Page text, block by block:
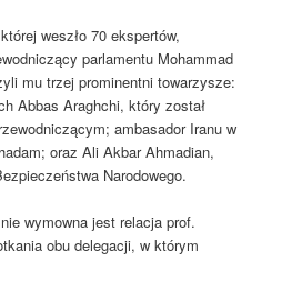
weszło 70 ekspertów,
parlamentu Mohammad
mu trzej prominentni towarzysze:
Abbas Araghchi, który został
ambasador Iranu w
oraz Ali Akbar Ahmadian,
Narodowego.
wymowna jest relacja prof.
obu delegacji, w którym